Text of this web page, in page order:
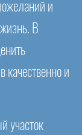
и
В
качественно и
участок